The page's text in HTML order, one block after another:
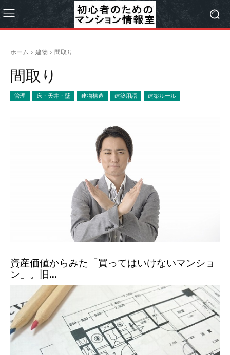
ホーム 建物 間取り
間取り
管理 床・天井・壁 建物構造 建築用語 建築ルール
資産価値からみた「買ってはいけないマンショ
ン」。旧...